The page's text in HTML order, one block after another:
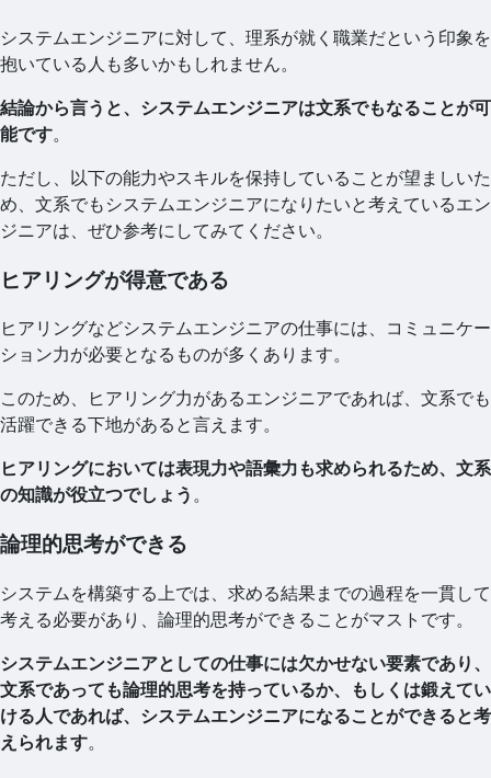
システムエンジニアに対して、理系が就く職業だという印象を
抱いている人も多いかもしれません。
結論から言うと、システムエンジニアは文系でもなることが可
能です。
ただし、以下の能力やスキルを保持していることが望ましいた
め、文系でもシステムエンジニアになりたいと考えているエン
ジニアは、ぜひ参考にしてみてください。
ヒアリングが得意である
ヒアリングなどシステムエンジニアの仕事には、コミュニケー
ション力が必要となるものが多くあります。
このため、ヒアリング力があるエンジニアであれば、文系でも
活躍できる下地があると言えます。
ヒアリングにおいては表現力や語彙力も求められるため、文系
の知識が役立つでしょう 。
論理的思考ができる
システムを構築する上では、求める結果までの過程を一貫して
考える必要があり、論理的思考ができることがマストです。
システムエンジニアとしての仕事には欠かせない要素であり、
文系であっても論理的思考を持っているか、もしくは鍛えてい
ける人であれば、システムエンジニアになることができると考
えられます。